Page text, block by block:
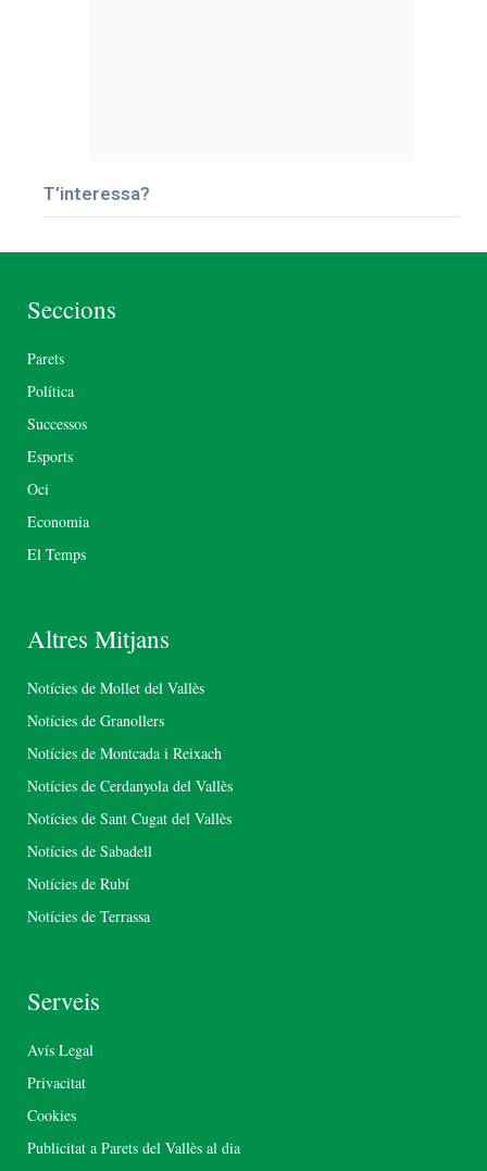
T’interessa?
Seccions
Parets
Política
Successos
Esports
Oci
Economia
El Temps
Altres Mitjans
Notícies de Mollet del Vallès
Notícies de Granollers
Notícies de Montcada i Reixach
Notícies de Cerdanyola del Vallès
Notícies de Sant Cugat del Vallès
Notícies de Sabadell
Notícies de Rubí
Notícies de Terrassa
Serveis
Avís Legal
Privacitat
Cookies
Publicitat a Parets del Vallès al dia